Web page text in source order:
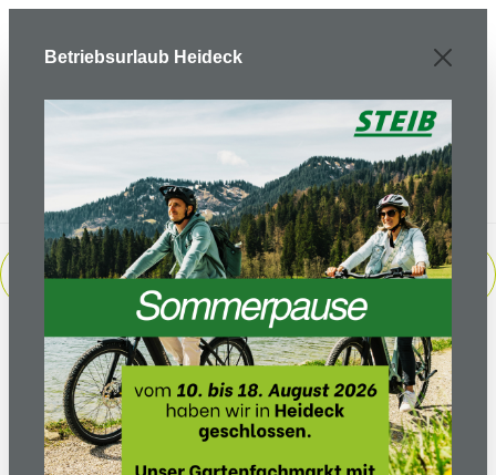
PRODUKTE FILTERN
Keine Produkte gefunden.
Betriebsurlaub Heideck